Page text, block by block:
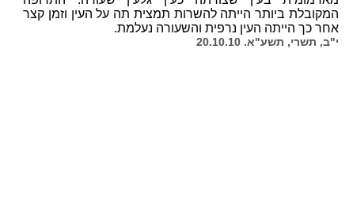
המקובלת ביותר הייתה להשרות תמצית תה על העין וזמן קצר
אחר כך הייתה העין נרפית והשעורה נעלמת.
י"ב, תשרי, תשע"א. 20.10.10